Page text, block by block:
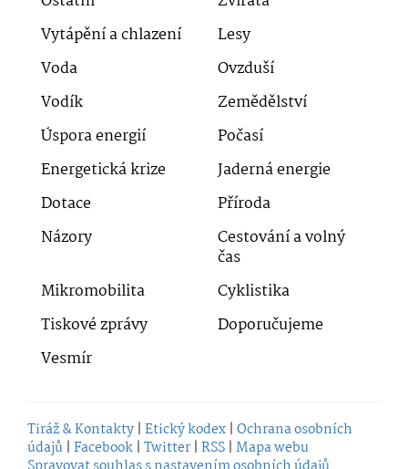
Vytápění a chlazení
Lesy
Voda
Ovzduší
Vodík
Zemědělství
Úspora energií
Počasí
Energetická krize
Jaderná energie
Dotace
Příroda
Názory
Cestování a volný
čas
Mikromobilita
Cyklistika
Tiskové zprávy
Doporučujeme
Vesmír
Tiráž & Kontakty | Etický kodex | Ochrana osobních
údajů | Facebook | Twitter | RSS | Mapa webu